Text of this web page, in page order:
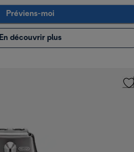
Préviens-moi
En découvrir plus